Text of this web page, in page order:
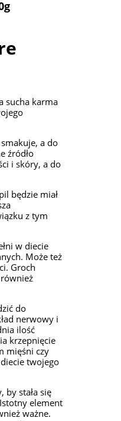
sucha karma
a do
źródło
i skóry, a do
będzie miał
z tym
w diecie
Może też
Groch
do
nerwowy i
ilość
krzepnięcie
mięśni czy
twojego
by stała się
element
ważne.